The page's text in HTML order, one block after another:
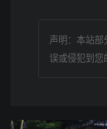
声明：本站
误或侵犯到您